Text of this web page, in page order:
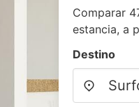
Comparar
estancia, a
Destino